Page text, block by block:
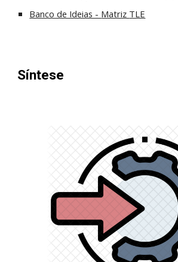
Banco de Ideias - Matriz TLE
Síntese